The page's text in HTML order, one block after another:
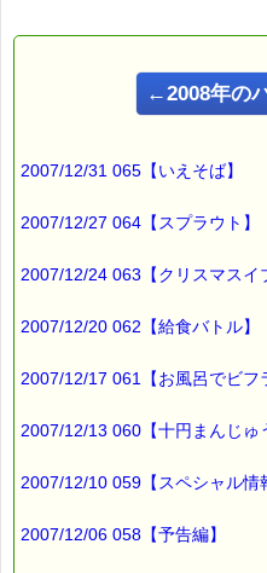
こんにちは！
ルコ＠千葉るみこ （主婦、二
■ｅパスタイム通信
最近見つけた
先日買ったみかんが入ってい
その箱には、
底側のみかんからお食べく
と書いた紙が貼ってあるでは
←2008年の
2007/12/31 065【いえそば】
2007/12/27 064【スプラウト】
2007/12/24 063【クリスマスイ
2007/12/20 062【給食バトル】
2007/12/17 061【お風呂でビフ
2007/12/13 060【十円まんじゅ
2007/12/10 059【スペシャル情
2007/12/06 058【予告編】